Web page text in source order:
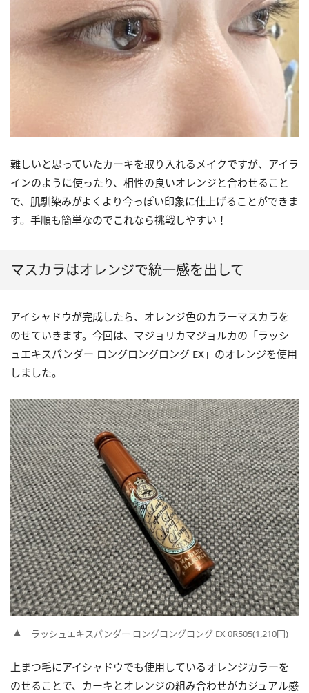
難しいと思っていたカーキを取り入れるメイクですが、アイラ
インのように使ったり、相性の良いオレンジと合わせること
で、肌馴染みがよくより今っぽい印象に仕上げることができま
す。手順も簡単なのでこれなら挑戦しやすい！
マスカラはオレンジで統一感を出して
アイシャドウが完成したら、オレンジ色のカラーマスカラを
のせていきます。今回は、マジョリカマジョルカの「ラッシ
ュエキスパンダー ロングロングロング EX」のオレンジを使用
しました。
ラッシュエキスパンダー ロングロングロング EX 0R505(1,210円)
上まつ毛にアイシャドウでも使用しているオレンジカラーを
のせることで、カーキとオレンジの組み合わせがカジュアル感